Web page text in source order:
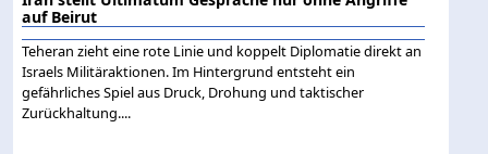
auf Beirut
Teheran zieht eine rote Linie und koppelt Diplomatie direkt an
Israels Militäraktionen. Im Hintergrund entsteht ein
gefährliches Spiel aus Druck, Drohung und taktischer
Zurückhaltung....